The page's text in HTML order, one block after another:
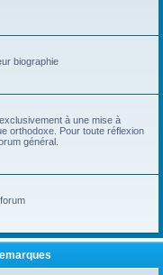
biographie
à une mise à
orthodoxe. Pour toute réflexion
général.